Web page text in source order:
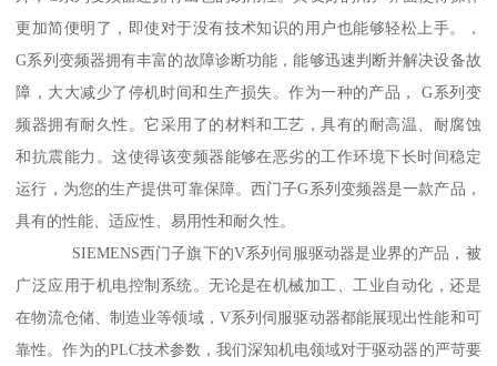
更加简便明了，即使对于没有技术知识的用户也能够轻松上手。，
G系列变频器拥有丰富的故障诊断功能，能够迅速判断并解决设备故
障，大大减少了停机时间和生产损失。作为一种的产品， G系列变
频器拥有耐久性。它采用了的材料和工艺，具有的耐高温、耐腐蚀
和抗震能力。这使得该变频器能够在恶劣的工作环境下长时间稳定
运行，为您的生产提供可靠保障。西门子G系列变频器是一款产品，
具有的性能、适应性、易用性和耐久性。
SIEMENS西门子旗下的V系列伺服驱动器是业界的产品，被
广泛应用于机电控制系统。无论是在机械加工、工业自动化，还是
在物流仓储、制造业等领域，V系列伺服驱动器都能展现出性能和可
靠性。作为的PLC技术参数，我们深知机电领域对于驱动器的严苛要